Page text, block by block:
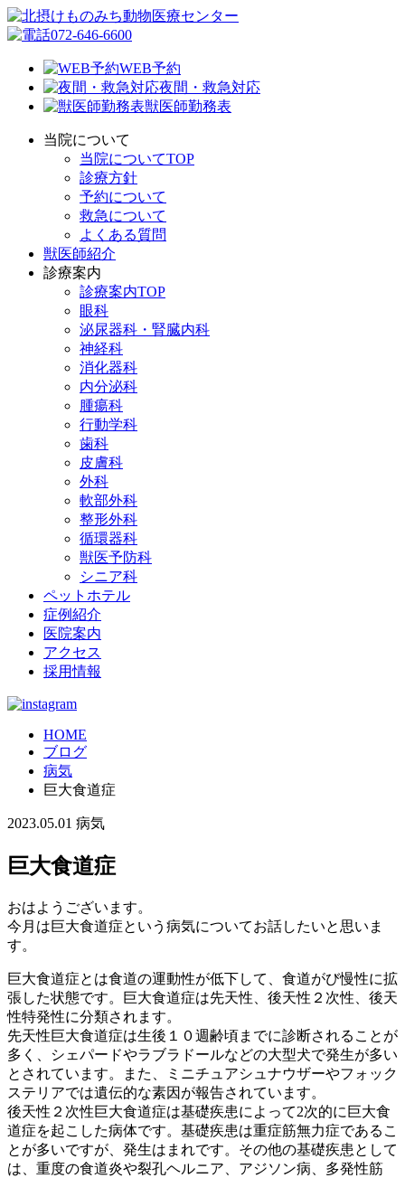
072-646-6600
WEB予約
夜間・救急対応
獣医師勤務表
当院について
当院についてTOP
診療方針
予約について
救急について
よくある質問
獣医師紹介
診療案内
診療案内TOP
眼科
泌尿器科・腎臓内科
神経科
消化器科
内分泌科
腫瘍科
行動学科
歯科
皮膚科
外科
軟部外科
整形外科
循環器科
獣医予防科
シニア科
ペットホテル
症例紹介
医院案内
アクセス
採用情報
HOME
ブログ
病気
巨大食道症
2023.05.01 病気
巨大食道症
おはようございます。
今月は巨大食道症という病気についてお話したいと思いま
す。
巨大食道症とは食道の運動性が低下して、食道がび慢性に拡
張した状態です。巨大食道症は先天性、後天性２次性、後天
性特発性に分類されます。
先天性巨大食道症は生後１０週齢頃までに診断されることが
多く、シェパードやラブラドールなどの大型犬で発生が多い
とされています。また、ミニチュアシュナウザーやフォック
ステリアでは遺伝的な素因が報告されています。
後天性２次性巨大食道症は基礎疾患によって2次的に巨大食
道症を起こした病体です。基礎疾患は重症筋無力症であるこ
とが多いですが、発生はまれです。その他の基礎疾患として
は、重度の食道炎や裂孔ヘルニア、アジソン病、多発性筋